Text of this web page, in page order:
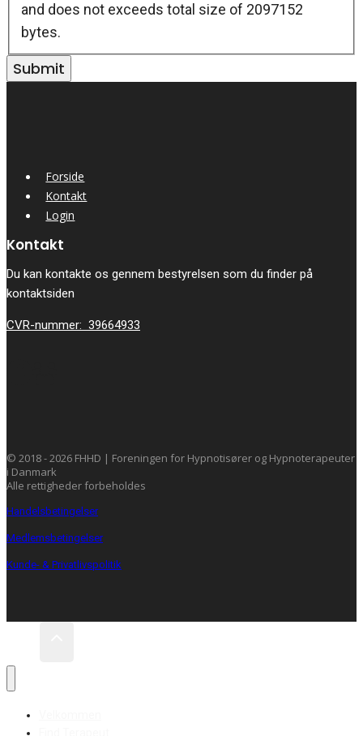
and does not exceeds total size of 2097152
bytes.
Forside
Kontakt
Login
Kontakt
Du kan kontakte os gennem bestyrelsen som du finder på
kontaktsiden
CVR-nummer: 39664933
© 2018 - 2026 FHHD | Foreningen for Hypnotisører og Hypnoterapeuter
i Danmark
Alle rettigheder forbeholdes
Handelsbetingelser
Medlemsbetingelser
Kunde- & Privatlivspolitik